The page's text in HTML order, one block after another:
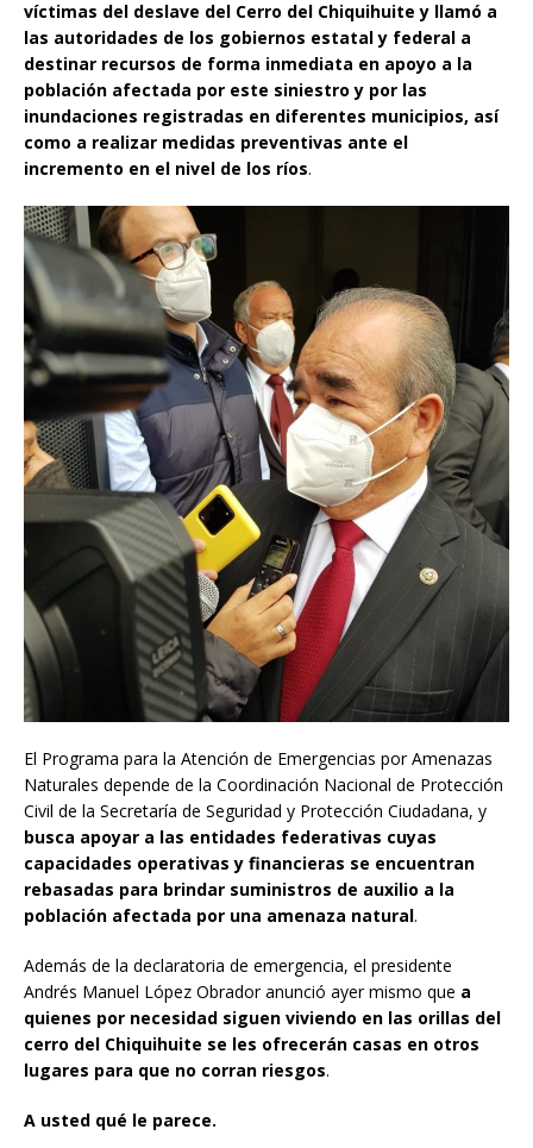
víctimas del deslave del Cerro del Chiquihuite y llamó a
las autoridades de los gobiernos estatal y federal a
destinar recursos de forma inmediata en apoyo a la
población afectada por este siniestro y por las
inundaciones registradas en diferentes municipios, así
como a realizar medidas preventivas ante el
incremento en el nivel de los ríos.
El Programa para la Atención de Emergencias por Amenazas
Naturales depende de la Coordinación Nacional de Protección
Civil de la Secretaría de Seguridad y Protección Ciudadana, y
busca apoyar a las entidades federativas cuyas
capacidades operativas y financieras se encuentran
rebasadas para brindar suministros de auxilio a la
población afectada por una amenaza natural.
Además de la declaratoria de emergencia, el presidente
Andrés Manuel López Obrador anunció ayer mismo que a
quienes por necesidad siguen viviendo en las orillas del
cerro del Chiquihuite se les ofrecerán casas en otros
lugares para que no corran riesgos.
A usted qué le parece.